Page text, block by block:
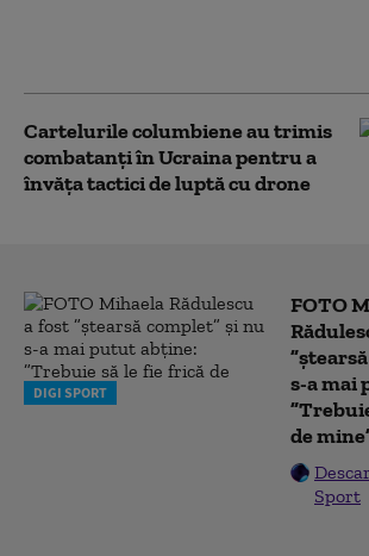
Cartelurile columbiene au trimis
combatanți în Ucraina pentru a
învăța tactici de luptă cu drone
DIGI SPORT
FOTO
s-a mai
de
Sport